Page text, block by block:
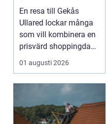
smidig
shoppingdag
En resa till Gekås
Ullared lockar många
som vill kombinera en
prisvärd shoppingdag
med en enkel och ...
01 augusti 2026